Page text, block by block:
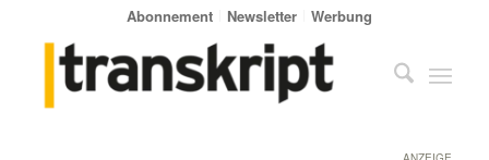
Abonnement Newsletter Werbung